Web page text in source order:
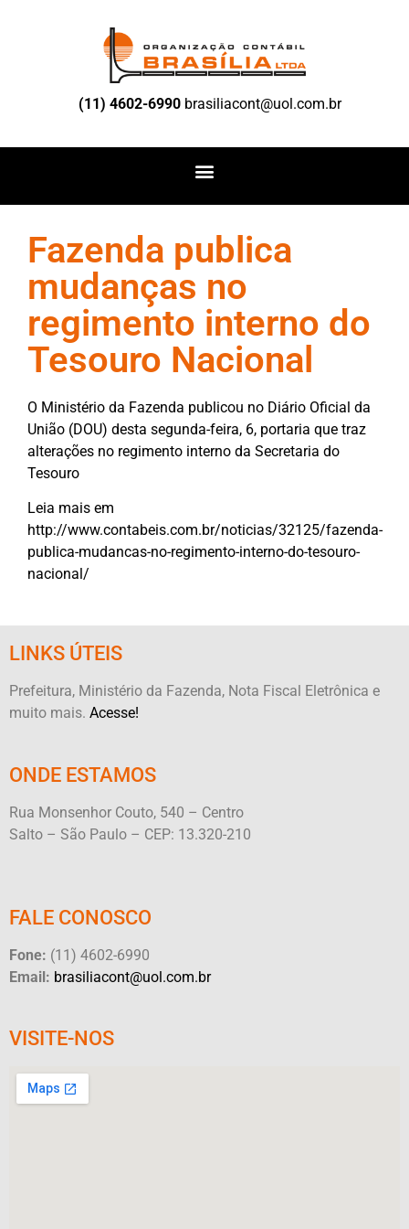
(11) 4602-6990 brasiliacont@uol.com.br
Fazenda publica
mudanças no
regimento interno do
Tesouro Nacional
O Ministério da Fazenda publicou no Diário Oficial da
União (DOU) desta segunda-feira, 6, portaria que traz
alterações no regimento interno da Secretaria do
Tesouro
Leia mais em
http://www.contabeis.com.br/noticias/32125/fazenda-
publica-mudancas-no-regimento-interno-do-tesouro-
nacional/
LINKS ÚTEIS
Prefeitura, Ministério da Fazenda, Nota Fiscal Eletrônica e
muito mais. Acesse!
ONDE ESTAMOS
Rua Monsenhor Couto, 540 – Centro
Salto – São Paulo – CEP: 13.320-210
FALE CONOSCO
Fone: (11) 4602-6990
Email: brasiliacont@uol.com.br
VISITE-NOS